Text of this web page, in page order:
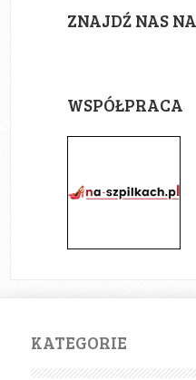
ZNAJDŹ NAS
WSPÓŁPRACA
KATEGORIE